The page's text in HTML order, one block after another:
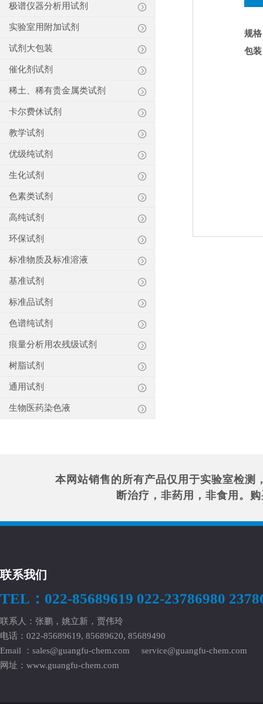
极谱仪器分析用试剂
实验室用附加试剂
试剂大包装
催化剂试剂
稀土、稀有贵金属类试剂
卡尔费休试剂
教学试剂
优级纯试剂
生化试剂
色素类试剂
高纯试剂
环保试剂
标准物质及标准溶液
基准试剂
标准品试剂
色谱纯试剂
痕量分析用农残级试剂
树脂试剂
通用试剂
生物医药染色液
规
包
本网站销售的所有产品仅用于实验室检测
断治疗，非药用，非食用。
联系我们
TEL：022-85689619 022-23786980
联系人：张鹏，姚立新，贾伟玲
电话：022-85689619, 85689620, 85689490
Email ： sales@guangfu-chem.com
service@guangfu-chem.com
网址： www.guangfu-chem.com